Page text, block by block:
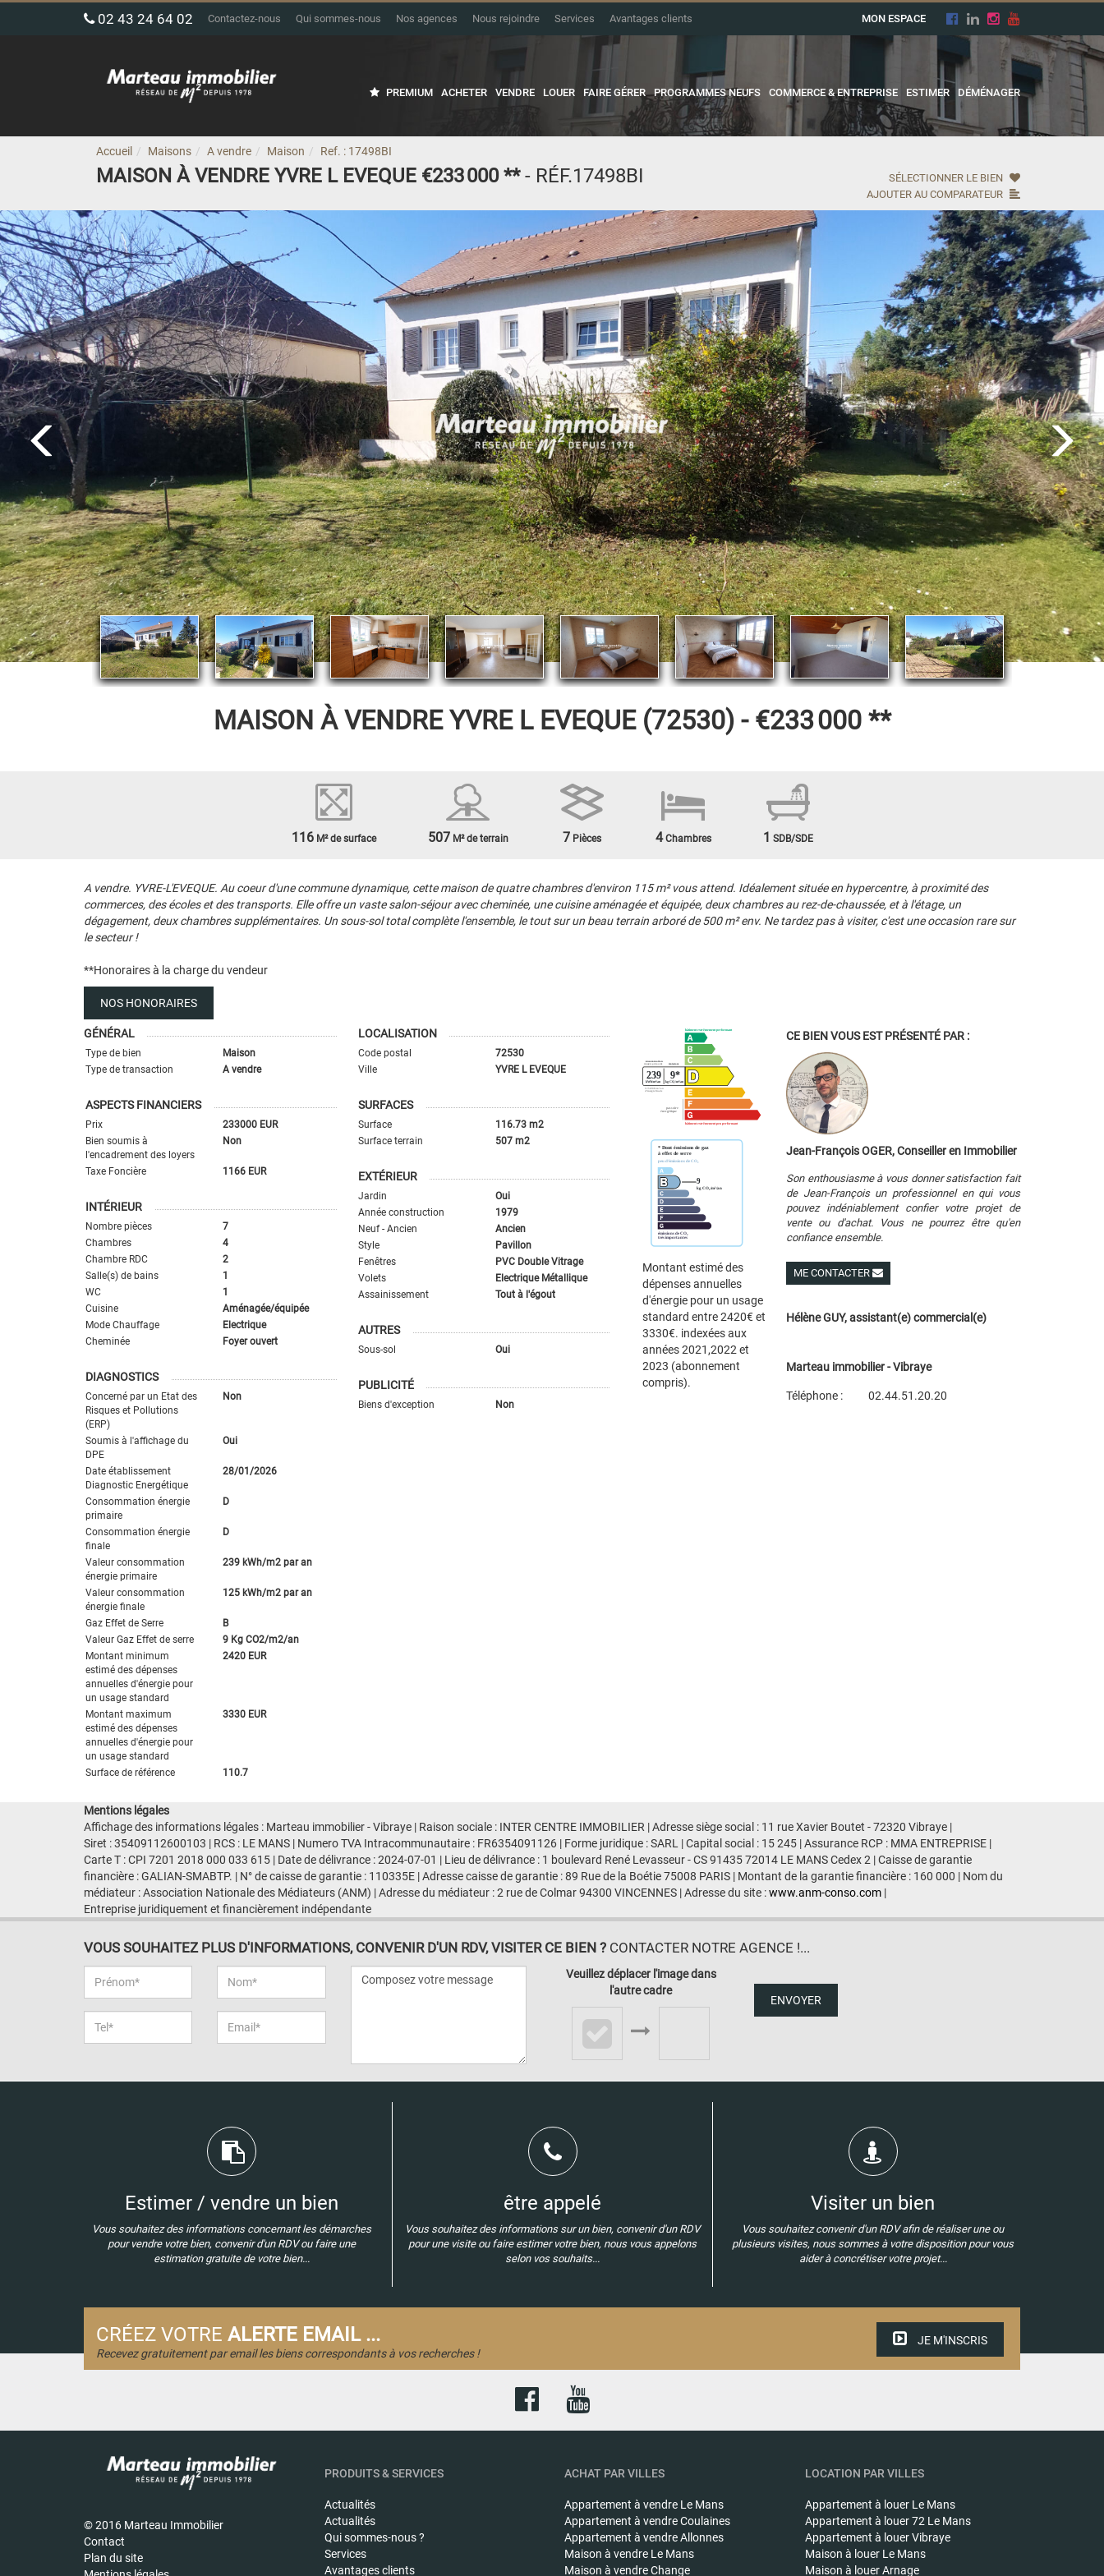
02 43 24 64 02 Contactez-nous Qui sommes-nous Nos agences Nous rejoindre Services Avantages clients MON ESPACE
PREMIUM ACHETER VENDRE LOUER FAIRE GÉRER PROGRAMMES NEUFS COMMERCE & ENTREPRISE ESTIMER DÉMÉNAGER
Accueil Maisons A vendre Maison Ref. : 17498BI
MAISON À VENDRE YVRE L EVEQUE €233 000**- RÉF.17498BI
SÉLECTIONNER LE BIEN
AJOUTER AU COMPARATEUR
MAISON À VENDREYVRE L EVEQUE (72530) - €233 000**
116M² de surface 507M² de terrain 7Pièces 4Chambres 1 SDB/SDE
A vendre. YVRE-L'EVEQUE. Au coeur d'une commune dynamique, cette maison de quatre chambres d'environ 115 m² vous attend. Idéalement située en hypercentre, à proximité des
commerces, des écoles et des transports. Elle offre un vaste salon-séjour avec cheminée, une cuisine aménagée et équipée, deux chambres au rez-de-chaussée, et à l'étage, un
dégagement, deux chambres supplémentaires. Un sous-sol total complète l'ensemble, le tout sur un beau terrain arboré de 500 m² env. Ne tardez pas à visiter, c'est une occasion rare sur
le secteur !
**Honoraires à la charge du vendeur
NOS HONORAIRES
GÉNÉRAL
Type de bien
Maison
Type de transaction
A vendre
LOCALISATION
Code postal
72530
Ville
YVRE L EVEQUE
ASPECTS FINANCIERS
Prix
233000 EUR
Bien soumis à
l'encadrement des loyers
Non
Taxe Foncière 1166 EUR
SURFACES
Surface
116.73 m2
Surface terrain
507 m2
EXTÉRIEUR
Jardin
Oui
Année construction
1979
Neuf - Ancien
Ancien
Style
Pavillon
Fenêtres
PVC Double Vitrage
Volets
Electrique Métallique
Assainissement
Tout à l'égout
INTÉRIEUR
Nombre pièces
7
Chambres
4
Chambre RDC
2
Salle(s) de bains
1
WC
1
Cuisine
Aménagée/équipée
Mode Chauffage
Electrique
Cheminée
Foyer ouvert
AUTRES
Sous-sol Oui
DIAGNOSTICS
Concerné par un Etat des
Risques et Pollutions
(ERP)
Non
Soumis à l'affichage du
DPE
Oui
Date établissement
Diagnostic Energétique
28/01/2026
Consommation énergie
primaire
D
Consommation énergie
finale
D
Valeur consommation
énergie primaire
239 kWh/m2 par an
Valeur consommation
énergie finale
125 kWh/m2 par an
Gaz Effet de Serre
B
Valeur Gaz Effet de serre
9 Kg CO2/m2/an
Montant minimum
estimé des dépenses
annuelles d'énergie pour
un usage standard
2420 EUR
Montant maximum
estimé des dépenses
annuelles d'énergie pour
un usage standard
3330 EUR
Surface de référence 110.7
PUBLICITÉ
Biens d'exception Non
Montant estimé des
dépenses annuelles
d'énergie pour un usage
standard entre 2420€ et
3330€. indexées aux
années 2021,2022 et
2023 (abonnement
compris).
CE BIEN VOUS EST PRÉSENTÉ PAR :
Jean-François OGER, Conseiller en Immobilier
Son enthousiasme à vous donner satisfaction fait
de Jean-François un professionnel en qui vous
pouvez indéniablement confier votre projet de
vente ou d'achat. Vous ne pourrez être qu'en
confiance ensemble.
ME CONTACTER
Hélène GUY, assistant(e) commercial(e)
Marteau immobilier - Vibraye
Téléphone :
02.44.51.20.20
Mentions légales
Affichage des informations légales : Marteau immobilier - Vibraye | Raison sociale : INTER CENTRE IMMOBILIER | Adresse siège social : 11 rue Xavier Boutet - 72320 Vibraye |
Siret : 35409112600103 | RCS : LE MANS | Numero TVA Intracommunautaire : FR6354091126 | Forme juridique : SARL | Capital social : 15 245 | Assurance RCP : MMA ENTREPRISE |
Carte T : CPI 7201 2018 000 033 615 | Date de délivrance : 2024-07-01 | Lieu de délivrance : 1 boulevard René Levasseur - CS 91435 72014 LE MANS Cedex 2 | Caisse de garantie
financière : GALIAN-SMABTP. | N° de caisse de garantie : 110335E | Adresse caisse de garantie : 89 Rue de la Boétie 75008 PARIS | Montant de la garantie financière : 160 000 | Nom du
médiateur : Association Nationale des Médiateurs (ANM) | Adresse du médiateur : 2 rue de Colmar 94300 VINCENNES | Adresse du site :www.anm-conso.com |
Entreprise juridiquement et financièrement indépendante
VOUS SOUHAITEZ PLUS D'INFORMATIONS, CONVENIR D'UN RDV, VISITER CE BIEN ? CONTACTER NOTRE AGENCE !...
Veuillez déplacer l'image dans
l'autre cadre
ENVOYER
Estimer / vendre un bien
Vous souhaitez des informations concernant les démarches
pour vendre votre bien, convenir d'un RDV ou faire une
estimation gratuite de votre bien...
être appelé
Vous souhaitez des informations sur un bien, convenir d'un RDV
pour une visite ou faire estimer votre bien, nous vous appelons
selon vos souhaits...
Visiter un bien
Vous souhaitez convenir d'un RDV afin de réaliser une ou
plusieurs visites, nous sommes à votre disposition pour vous
aider à concrétiser votre projet...
CRÉEZ VOTRE ALERTE EMAIL ...
Recevez gratuitement par email les biens correspondants à vos recherches !
JE M'INSCRIS
© 2016 Marteau Immobilier
Contact
Plan du site
PRODUITS & SERVICES
Actualités
Actualités
Qui sommes-nous ?
Services
Avantages clients
ACHAT PAR VILLES
Appartement à vendre Le Mans
Appartement à vendreCoulaines
Appartement à vendreAllonnes
Maison à vendre Le Mans
Maison à vendreChange
LOCATION PAR VILLES
Appartement à louer Le Mans
Appartement à louer72 Le Mans
Appartement à louerVibraye
Maison à louer Le Mans
Maison à louerArnage